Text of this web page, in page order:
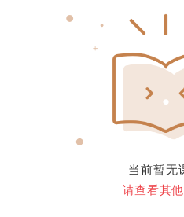
当前暂
请查看其